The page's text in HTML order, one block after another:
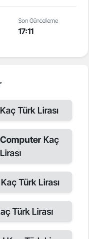
Son Güncelleme
17:11
Kaç Türk Lirası
Kaç
Kaç Türk Lirası
Türk Lirası